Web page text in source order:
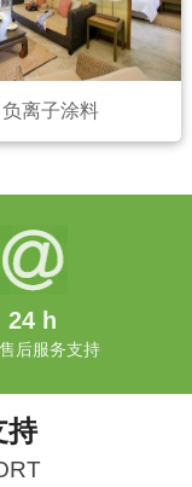
负离子涂料
24 h
后服务支持
持